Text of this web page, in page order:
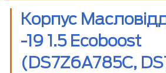
Корпус
-19 1.5 Ecoboost
(DS7Z6A785C,